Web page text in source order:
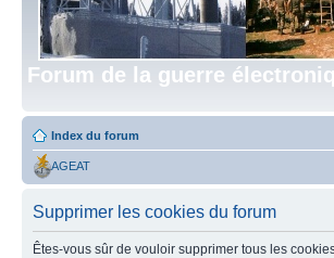
Forum de la guerre
Index du forum
AGEAT
Supprimer les cookies du forum
Êtes-vous sûr de vouloir supprimer tous les